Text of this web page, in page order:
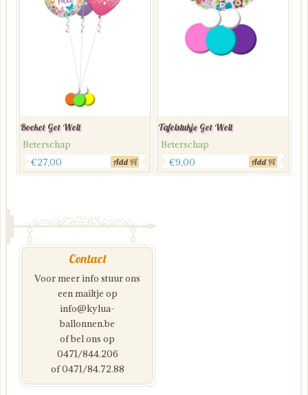
Boeket Get Well
Beterschap
€27,00 Add
Tafelstukje Get Well
Beterschap
€9,00 Add
Contact
Voor meer info stuur ons
een mailtje op
info@kylua-
ballonnen.be
of bel ons op
0471/844.206
of 0471/84.72.88